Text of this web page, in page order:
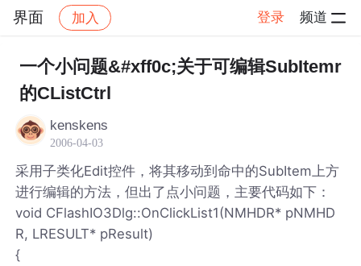
界面 加入 登录 频道
社区 界面 帖子详情
一个小问题&#xff0c;关于可编辑SubItemr
的CListCtrl
kenskens
2006-04-03
采用子类化Edit控件，将其移动到命中的SubItem上方
进行编辑的方法，但出了点小问题，主要代码如下：
void CFlashIO3Dlg::OnClickList1(NMHDR* pNMHD
R, LRESULT* pResult)
{